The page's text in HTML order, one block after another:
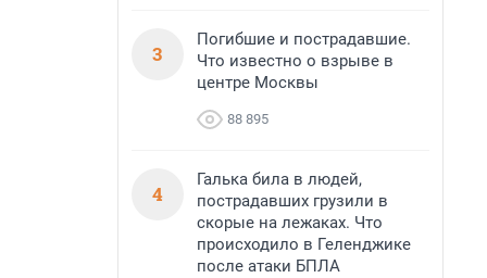
3
Погибшие и пострадавшие.
Что известно о взрыве в
центре Москвы
88 895
4
Галька била в людей,
пострадавших грузили в
скорые на лежаках. Что
происходило в Геленджике
после атаки БПЛА